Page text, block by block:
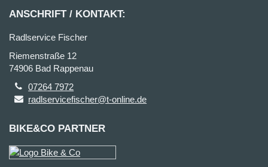
ANSCHRIFT / KONTAKT:
Radlservice Fischer
Riemenstraße 12
74906 Bad Rappenau
07264 7972
radlservicefischer@t-online.de
BIKE&CO PARTNER